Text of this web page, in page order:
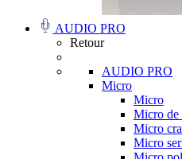
AUDIO PRO
Retour
AUDIO PRO
Micro
Micro
Micro de
Micro
Micro